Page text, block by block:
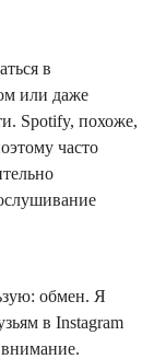
в
или даже
Spotify, похоже,
часто
обмен. Я
в Instagram
внимание.